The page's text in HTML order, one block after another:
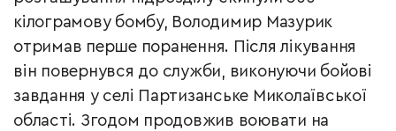
кілограмову бомбу, Володимир Мазурик
отримав перше поранення. Після лікування
він повернувся до служби, виконуючи бойові
завдання у селі Партизанське Миколаївської
області. Згодом продовжив воювати на